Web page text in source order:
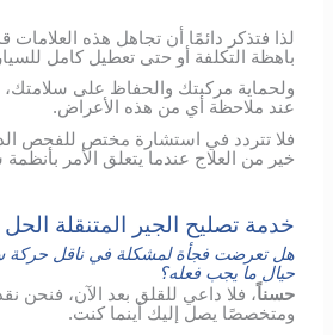
لذا فتذكر دائمًا أن تجاهل هذه
باهظة التكلفة أو حتى تعطيل كامل
ولحماية مركبتك والحفاظ على
عند ملاحظة أي من هذه الأعراض.
فلا تتردد في استشارة مختص للفحص
خير من العلاج عندما يتعلق الأمر بأنظمة
خدمة تصليح الجير المتنقلة الحل
هل تعرضت فجأة لمشكلة في ناقل حركة
حيال ما يجب فعله؟
حسناً، فلا داعي للقلق بعد الآن، فنحن
ومتخصصًا يصل إليك أينما كنت.